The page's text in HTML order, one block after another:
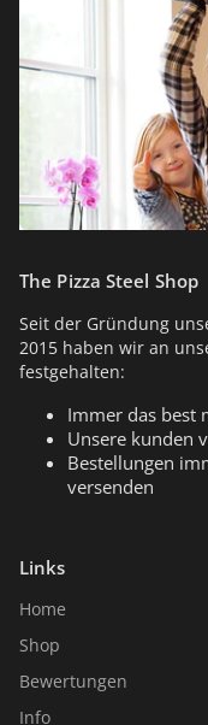
The Pizza Steel Shop
Seit der Gründung
2015 haben wir an
festgehalten:
Immer das best
Unsere kunden
Bestellungen
versenden
Links
Home
Shop
Bewertungen
Info